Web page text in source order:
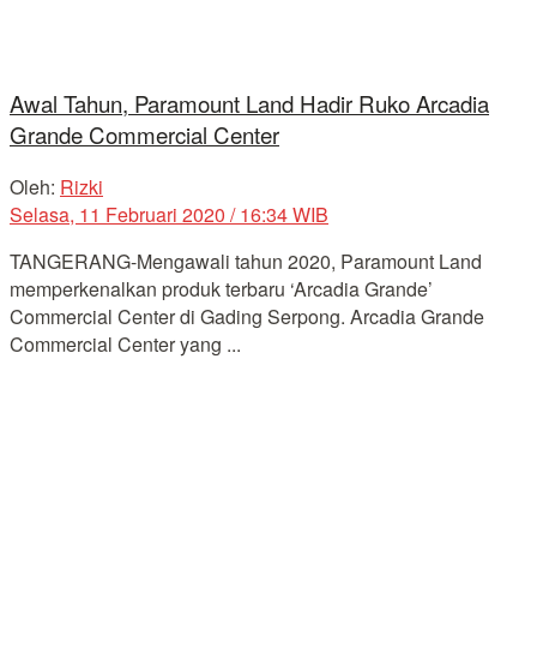
Awal Tahun, Paramount Land Hadir Ruko Arcadia
Grande Commercial Center
Oleh: Rizki
Selasa, 11 Februari 2020 / 16:34 WIB
TANGERANG-Mengawali tahun 2020, Paramount Land
memperkenalkan produk terbaru ‘Arcadia Grande’
Commercial Center di Gading Serpong. Arcadia Grande
Commercial Center yang ...